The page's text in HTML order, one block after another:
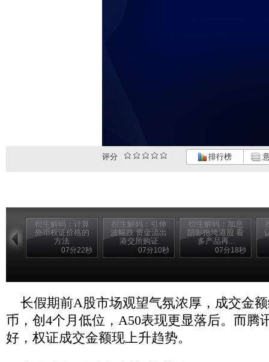
评分 排行榜
衍生解码：计算
外币权证价格的
方法
07分22秒
衍生解码：引伸
波幅跌 资金流出
港交所购证
07分10秒
衍生解码：加息
阴影拖垮港股 看
多产品再...
07分18秒
长假期前A股市场观望气氛浓厚，成交金
币，创4个月低位，A50表现更显落后。而腾
好，权证成交金额现上升趋势。